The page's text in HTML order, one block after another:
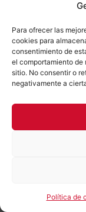
Para ofrecer las
cookies para
consentimiento de
el comportamiento
sitio. No consentir o
negativamente a
Política de
Blog
Habla con
Torrent Closures